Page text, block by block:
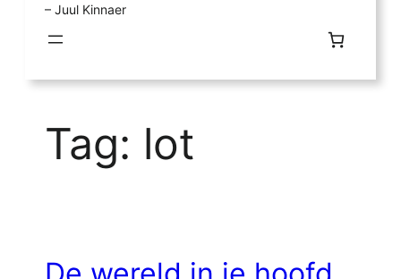
– Juul Kinnaer
Tag: lot